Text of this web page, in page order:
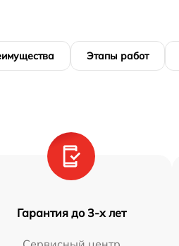
Этапы работ
Гарантия до 3-х лет